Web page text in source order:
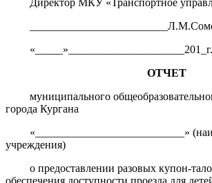
«_____»_____________________201_г.
ОТЧЕТ
муниципального
города Кургана
«___________________________»
учреждения)
о предоставлении разовых купон-
обеспечения доступности проезда для